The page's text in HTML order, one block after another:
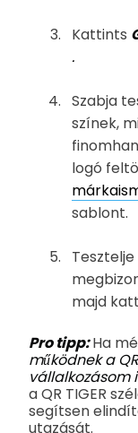
Kattints
.
Szabja
színek,
logó
sablont.
majd
Pro tipp:Ha
működnek a
vállalkozásom
a QR TIGER
segítsen
utazását.